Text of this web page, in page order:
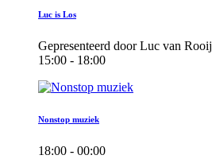
Luc is Los
Gepresenteerd door Luc van Rooij
15:00 - 18:00
Nonstop muziek
18:00 - 00:00